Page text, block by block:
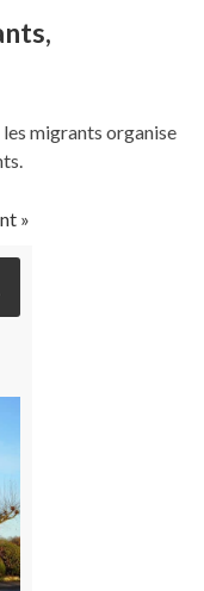
migrants organise
»